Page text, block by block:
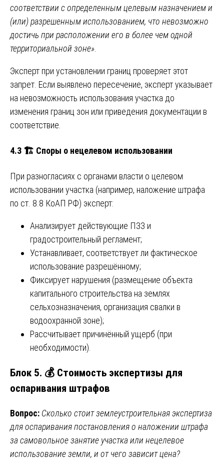
соответствии с определенным целевым назначением и
(или) разрешенным использованием, что невозможно
достичь при расположении его в более чем одной
территориальной зоне»
Эксперт при установлении границ проверяет этот
запрет. Если выявлено пересечение, эксперт указывает
на невозможность использования участка до
изменения границ зон или приведения документации в
соответствие.
4.3 🏗️ Споры о нецелевом использовании
При разногласиях с органами власти о целевом
использовании участка (например, наложение штрафа
по ст. 8.8 КоАП РФ) эксперт:
Анализирует действующие ПЗЗ и
градостроительный регламент;
Устанавливает, соответствует ли фактическое
использование разрешённому;
Фиксирует нарушения (размещение объекта
капитального строительства на землях
сельхозназначения, организация свалки в
водоохранной зоне);
Рассчитывает причинённый ущерб (при
необходимости).
Блок 5. 💰 Стоимость экспертизы для
оспаривания штрафов
Вопрос: Сколько стоит землеустроительная экспертиза
для оспаривания постановления о наложении штрафа
за самовольное занятие участка или нецелевое
использование земли, и от чего зависит цена?